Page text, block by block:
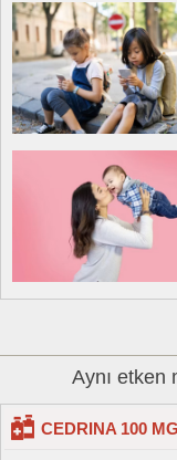
Aynı etken
CEDRINA 100